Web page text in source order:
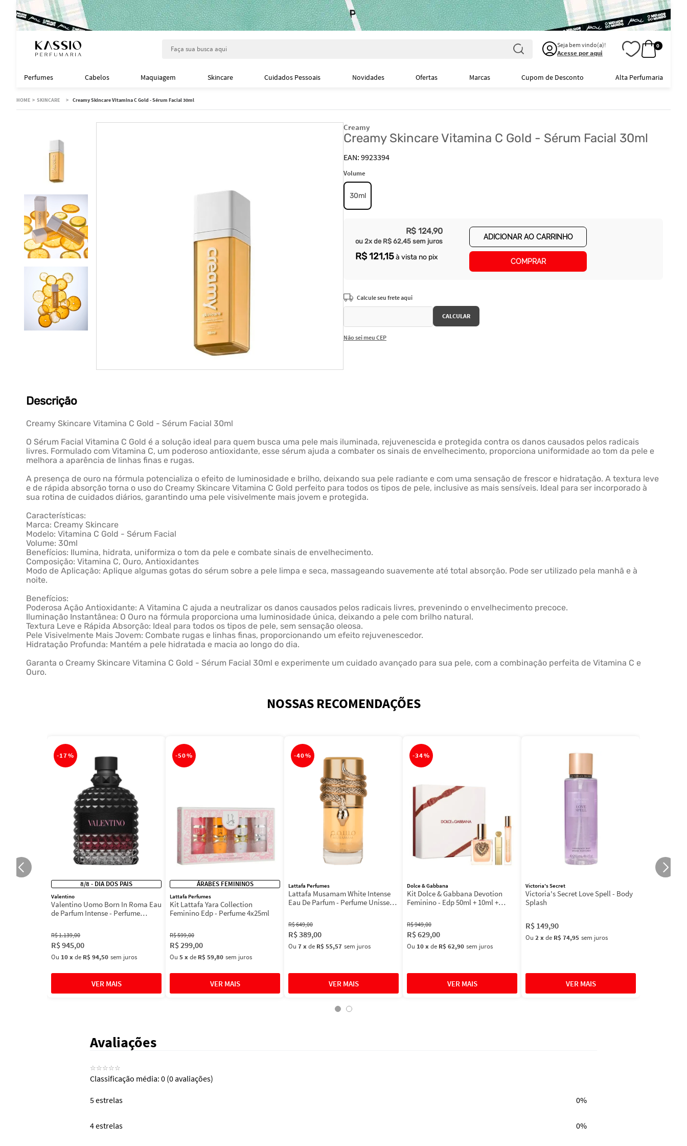
Seja bem vindo(a)!
Acesse por aqui
0
Perfumes Cabelos Maquiagem Skincare Cuidados Pessoais Novidades Ofertas Marcas Cupom de Desconto Alta Perfumaria
SKINCARE Creamy Skincare Vitamina C Gold - Sérum Facial 30ml
Creamy
Creamy Skincare Vitamina C Gold - Sérum Facial 30ml
9923394
Volume
30ml
R$ 124,90
ou 2x de R$ 62,45 sem juros
R$121,15à vista no pix
ADICIONAR AO CARRINHO
COMPRAR
Não sei meu CEP
Descrição
Creamy Skincare Vitamina C Gold - Sérum Facial 30ml
O Sérum Facial Vitamina C Gold é a solução ideal para quem busca uma pele mais iluminada, rejuvenescida e protegida contra os danos causados pelos radicais
livres. Formulado com Vitamina C, um poderoso antioxidante, esse sérum ajuda a combater os sinais de envelhecimento, proporciona uniformidade ao tom da pele e
melhora a aparência de linhas finas e rugas.
A presença de ouro na fórmula potencializa o efeito de luminosidade e brilho, deixando sua pele radiante e com uma sensação de frescor e hidratação. A textura leve
e de rápida absorção torna o uso do Creamy Skincare Vitamina C Gold perfeito para todos os tipos de pele, inclusive as mais sensíveis. Ideal para ser incorporado à
sua rotina de cuidados diários, garantindo uma pele visivelmente mais jovem e protegida.
Características:
Marca: Creamy Skincare
Modelo: Vitamina C Gold - Sérum Facial
Volume: 30ml
Benefícios: Ilumina, hidrata, uniformiza o tom da pele e combate sinais de envelhecimento.
Composição: Vitamina C, Ouro, Antioxidantes
Modo de Aplicação: Aplique algumas gotas do sérum sobre a pele limpa e seca, massageando suavemente até total absorção. Pode ser utilizado pela manhã e à
noite.
Benefícios:
Poderosa Ação Antioxidante: A Vitamina C ajuda a neutralizar os danos causados pelos radicais livres, prevenindo o envelhecimento precoce.
Iluminação Instantânea: O Ouro na fórmula proporciona uma luminosidade única, deixando a pele com brilho natural.
Textura Leve e Rápida Absorção: Ideal para todos os tipos de pele, sem sensação oleosa.
Pele Visivelmente Mais Jovem: Combate rugas e linhas finas, proporcionando um efeito rejuvenescedor.
Hidratação Profunda: Mantém a pele hidratada e macia ao longo do dia.
Garanta o Creamy Skincare Vitamina C Gold - Sérum Facial 30ml e experimente um cuidado avançado para sua pele, com a combinação perfeita de Vitamina C e
Ouro.
NOSSAS RECOMENDAÇÕES
-17%
8/8 - DIA DOS PAIS
Valentino
Valentino Uomo Born In Roma Eau
de Parfum Intense - Perfume
R$1.139,00
R$945,00
Ou 10xde R$ 94,50 sem juros
-50%
ÁRABES FEMININOS
Lattafa Perfumes
Kit Lattafa Yara Collection
Feminino Edp - Perfume 4x25ml
R$599,00
R$299,00
Ou 5xde R$ 59,80 sem juros
-40%
Lattafa Perfumes
Lattafa Musamam White Intense
Eau De Parfum - Perfume Unissex
R$649,00
R$389,00
Ou 7xde R$ 55,57 sem juros
-34%
Dolce & Gabbana
Kit Dolce & Gabbana Devotion
Feminino - Edp 50ml + 10ml +
R$949,00
R$629,00
Ou 10xde R$ 62,90 sem juros
Victoria's Secret
Victoria's Secret Love Spell - Body
Splash
R$ 149,90
Ou 2xde R$ 74,95 sem juros
Avaliações
☆☆☆☆☆
Classificação média: 0 (0 avaliações)
5 estrelas 0%
4 estrelas 0%